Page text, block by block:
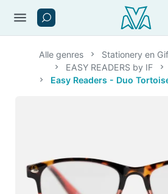
menu
Alle genres Stationery en
EASY READERS by IF
Easy Readers - Duo